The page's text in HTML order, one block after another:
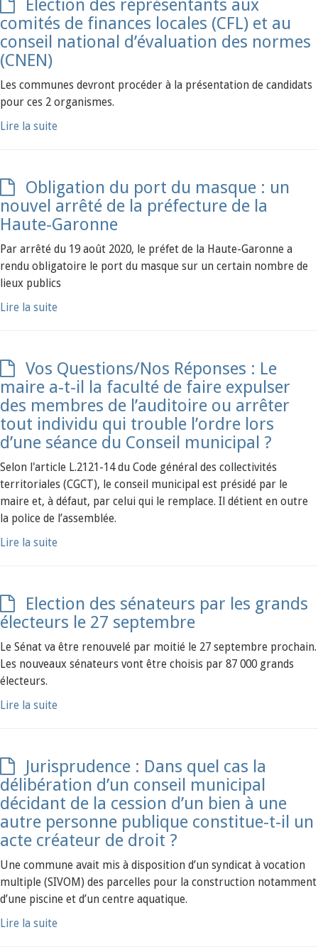
Election des représentants aux
comités de finances locales (CFL) et au
conseil national d’évaluation des normes
(CNEN)
Les communes devront procéder à la présentation de candidats
pour ces 2 organismes.
Lire la suite
Obligation du port du masque : un
nouvel arrêté de la préfecture de la
Haute-Garonne
Par arrêté du 19 août 2020, le préfet de la Haute-Garonne a
rendu obligatoire le port du masque sur un certain nombre de
lieux publics
Lire la suite
Vos Questions/Nos Réponses : Le
maire a-t-il la faculté de faire expulser
des membres de l’auditoire ou arrêter
tout individu qui trouble l’ordre lors
d’une séance du Conseil municipal ?
Selon l'article L.2121-14 du Code général des collectivités
territoriales (CGCT), le conseil municipal est présidé par le
maire et, à défaut, par celui qui le remplace. Il détient en outre
la police de l’assemblée.
Lire la suite
Election des sénateurs par les grands
électeurs le 27 septembre
Le Sénat va être renouvelé par moitié le 27 septembre prochain.
Les nouveaux sénateurs vont être choisis par 87 000 grands
électeurs.
Lire la suite
Jurisprudence : Dans quel cas la
délibération d’un conseil municipal
décidant de la cession d’un bien à une
autre personne publique constitue-t-il un
acte créateur de droit ?
Une commune avait mis à disposition d’un syndicat à vocation
multiple (SIVOM) des parcelles pour la construction notamment
d’une piscine et d’un centre aquatique.
Lire la suite